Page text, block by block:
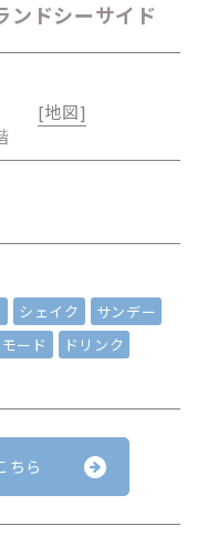
ンドシーサイド
[地図]
シェイク
サンデー
ード
ドリンク
ちら